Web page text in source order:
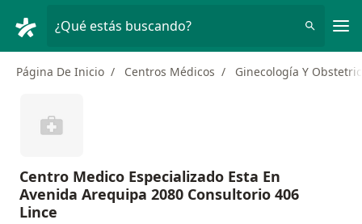
¿Qué estás buscando?
Página De Inicio Centros Médicos Ginecología Y
Centro Medico Especializado Esta En
Avenida Arequipa 2080 Consultorio 406
Lince